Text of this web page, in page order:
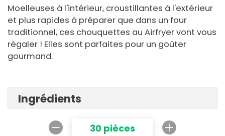
Moelleuses à l'intérieur, croustillantes à l'extérieur
et plus rapides à préparer que dans un four
traditionnel, ces chouquettes au Airfryer vont vous
régaler ! Elles sont parfaites pour un goûter
gourmand.
Ingrédients
30 pièces